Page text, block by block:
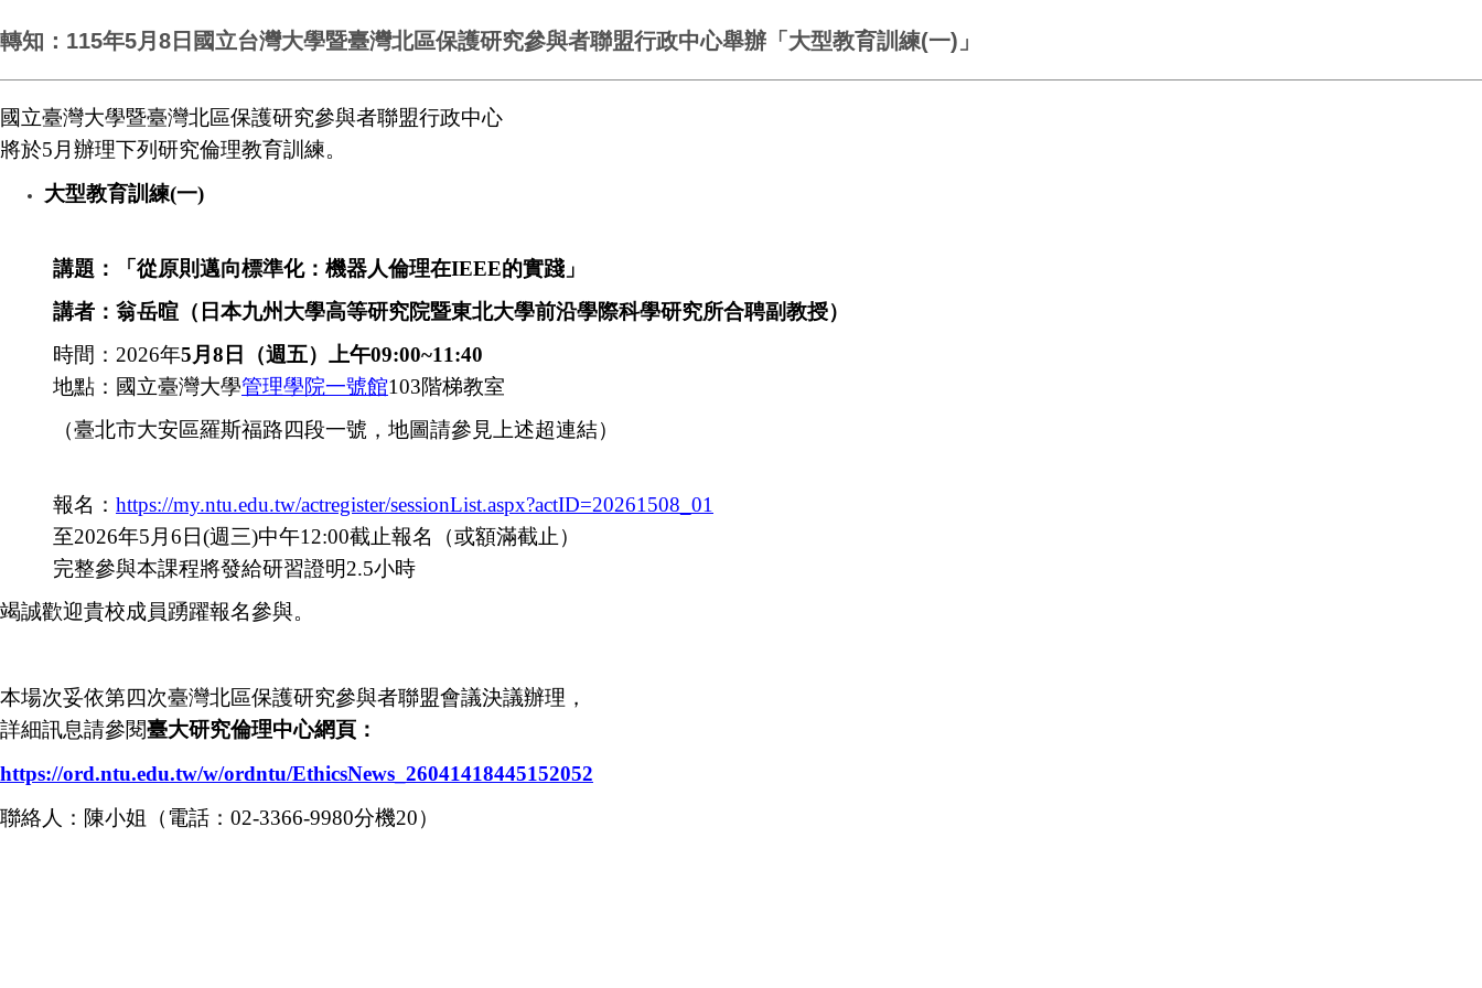
轉知：115年5月8日國立台灣大學暨臺灣北區保護研究參與者聯盟行政中心舉辦「大型教育訓練(一)」
國立臺灣大學暨臺灣北區保護研究參與者聯盟行政中心
將於5月辦理下列研究倫理教育訓練。
大型教育訓練(一)
講題：「從原則邁向標準化：機器人倫理在IEEE的實踐」
講者：翁岳暄（日本九州大學高等研究院暨東北大學前沿學際科學研究所合聘副教授）
時間：2026年5月8日（週五）上午09:00~11:40
地點：國立臺灣大學管理學院一號館103階梯教室
（臺北市大安區羅斯福路四段一號，地圖請參見上述超連結）
報名： https://my.ntu.edu.tw/actregister/sessionList.aspx?actID=20261508_01
至2026年5月6日(週三)中午12:00截止報名（或額滿截止）
完整參與本課程將發給研習證明2.5小時
竭誠歡迎貴校成員踴躍報名參與。
本場次妥依第四次臺灣北區保護研究參與者聯盟會議決議辦理，
詳細訊息請參閱臺大研究倫理中心網頁：
https://ord.ntu.edu.tw/w/ordntu/EthicsNews_26041418445152052
聯絡人：陳小姐（電話：02-3366-9980分機20）